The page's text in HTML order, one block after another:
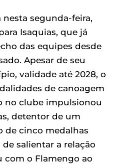
segunda-feira,
Isaquias, que já
das equipes desde
Apesar de seu
validade até 2028, o
de canoagem
no clube impulsionou
detentor de um
de cinco medalhas
salientar a relação
o Flamengo ao